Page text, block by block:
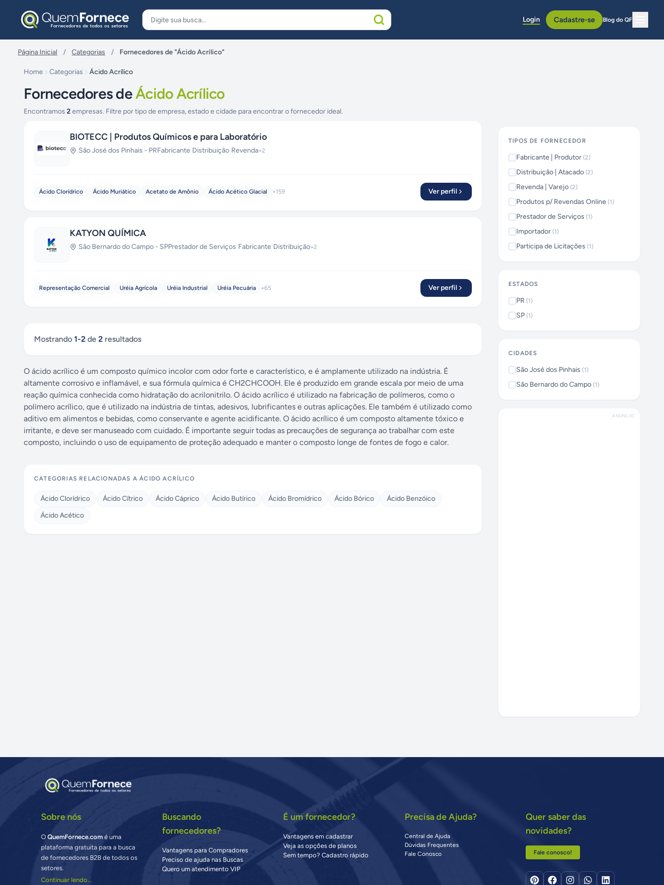
Login Cadastre-se Blog do QF
Página Inicial / Categorias / Fornecedores de "Ácido Acrílico"
Home Categorias Ácido Acrílico
Fornecedores deÁcido Acrílico
Encontramos 2empresas. Filtre por tipo de empresa, estado e cidade para encontrar o fornecedor ideal.
BIOTECC | Produtos Químicos e para Laboratório
São José dos Pinhais - PRFabricante·Distribuição·Revenda+2
Ácido Clorídrico Ácido Muriático Acetato de Amônio Ácido Acético Glacial +159 Ver perfil
KATYON QUÍMICA
São Bernardo do Campo - SPPrestador de Serviços·Fabricante·Distribuição+2
Representação Comercial Uréia Agrícola Uréia IndustriaI Uréia Pecuária +65 Ver perfil
Mostrando 1-2 de 2 resultados
O ácido acrílico é um composto químico incolor com odor forte e característico, e é amplamente utilizado na indústria. É
altamente corrosivo e inflamável, e sua fórmula química é CH2CHCOOH. Ele é produzido em grande escala por meio de uma
reação química conhecida como hidratação do acrilonitrilo. O ácido acrílico é utilizado na fabricação de polímeros, como o
polímero acrílico, que é utilizado na indústria de tintas, adesivos, lubrificantes e outras aplicações. Ele também é utilizado como
aditivo em alimentos e bebidas, como conservante e agente acidificante. O ácido acrílico é um composto altamente tóxico e
irritante, e deve ser manuseado com cuidado. É importante seguir todas as precauções de segurança ao trabalhar com este
composto, incluindo o uso de equipamento de proteção adequado e manter o composto longe de fontes de fogo e calor.
CATEGORIAS RELACIONADAS AÁCIDO ACRÍLICO
Ácido Clorídrico Ácido Cítrico Ácido Cáprico Ácido Butírico Ácido Bromídrico Ácido Bórico
Ácido Benzóico
Ácido Acético
TIPOS DE FORNECEDOR
Fabricante | Produtor (2)
Distribuição | Atacado (2)
Revenda | Varejo (2)
Produtos p/ Revendas Online (1)
Prestador de Serviços (1)
Importador (1)
Participa de Licitações (1)
ESTADOS
PR (1)
SP (1)
CIDADES
São José dos Pinhais (1)
São Bernardo do Campo (1)
ANÚNCIO
Sobre nós
OQuemFornece.com é uma
plataforma gratuita para a busca
de fornecedores B2B de todos os
setores.
Continuar lendo...
Buscando
fornecedores?
Vantagens para Compradores
Preciso de ajuda nas Buscas
Quero um atendimento VIP
É um fornecedor?
Vantagens em cadastrar
Veja as opções de planos
Sem tempo? Cadastro rápido
Precisa de Ajuda?
Central de Ajuda
Dúvidas Frequentes
Fale Conosco
Quer saber das
novidades?
Fale conosco!